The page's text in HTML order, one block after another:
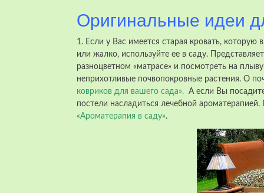
Оригинальные идеи
1. Если у Вас имеется старая кровать,
или жалко, используйте ее в саду.
разноцветном «матрасе» и посмотреть на
неприхотливые почвопокровные растения. О
ковриков для вашего сада». А если Вы
постели насладиться лечебной
«Ароматерапия в саду».